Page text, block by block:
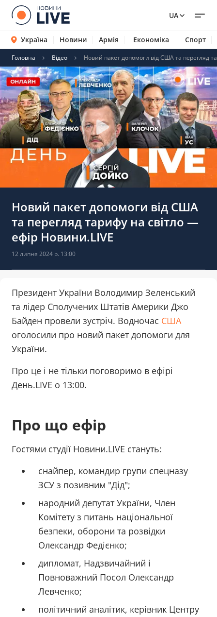
UA
Україна Новини Армія Економіка Спорт
Головна Відео Новий пакет допомоги від США та перегляд
Новий пакет допомоги від США
та перегляд тарифу на світло —
ефір Новини.LIVE
12 липня 2024 р. 13:00
Президент України Володимир Зеленський
та лідер Сполучених Штатів Америки Джо
Байден провели зустріч. Водночас США
оголосили про новий пакет допомоги для
України.
Про це і не тільки поговоримо в ефірі
День.LIVE о 13:00.
Про що ефір
Гостями студії Новини.LIVE стануть:
снайпер, командир групи спецназу
ЗСУ з позивним "Дід";
народний депутат України, Член
Комітету з питань національної
безпеки, оборони та розвідки
Олександр Федієнко;
дипломат, Надзвичайний і
Повноважний Посол Олександр
Левченко;
політичний аналітик, керівник Центру